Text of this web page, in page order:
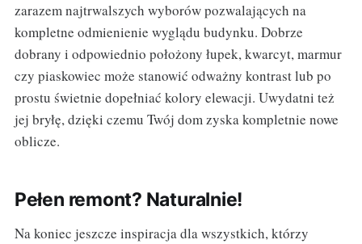
zarazem najtrwalszych wyborów pozwalających na
kompletne odmienienie wyglądu budynku. Dobrze
dobrany i odpowiednio położony łupek, kwarcyt, marmur
czy piaskowiec może stanowić odważny kontrast lub po
prostu świetnie dopełniać kolory elewacji. Uwydatni też
jej bryłę, dzięki czemu Twój dom zyska kompletnie nowe
oblicze.
Pełen remont? Naturalnie!
Na koniec jeszcze inspiracja dla wszystkich, którzy